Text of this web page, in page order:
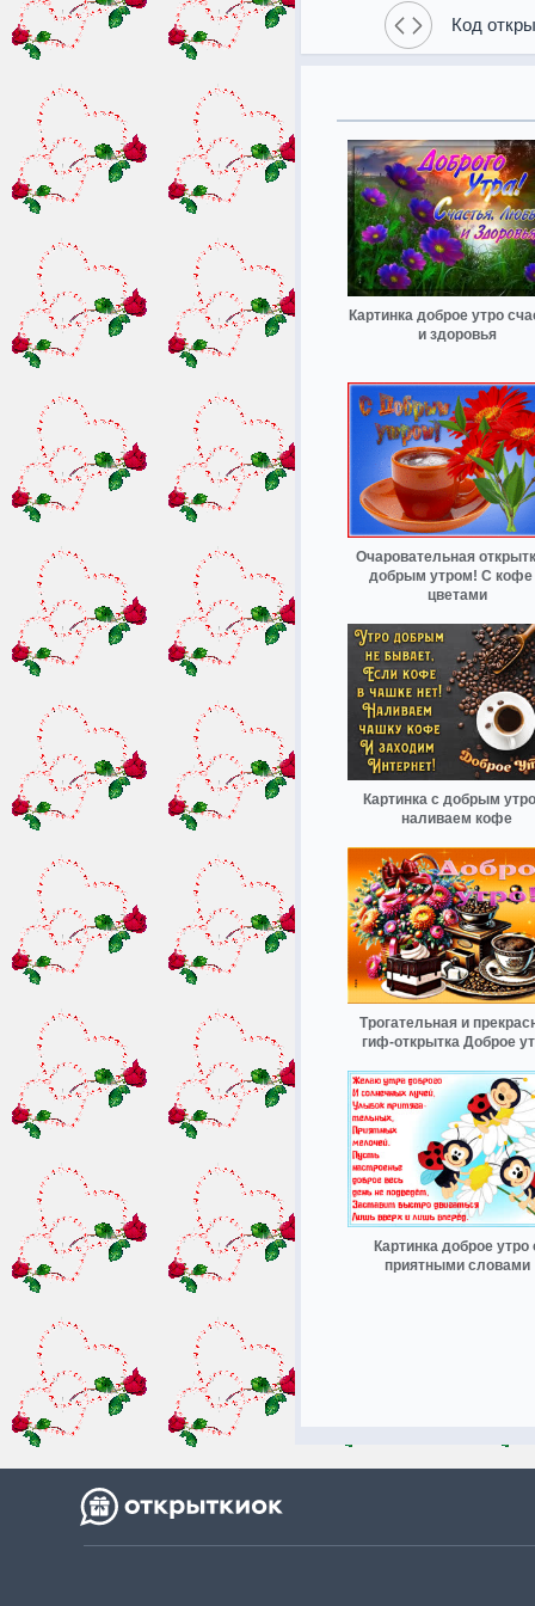
Код
Картинка доброе утро
и здоровья
Очаровательная
добрым утром! С кофе
цветами
Картинка с добрым
наливаем кофе
Трогательная и
гиф-открытка Доброе
Картинка доброе утро
приятными словами